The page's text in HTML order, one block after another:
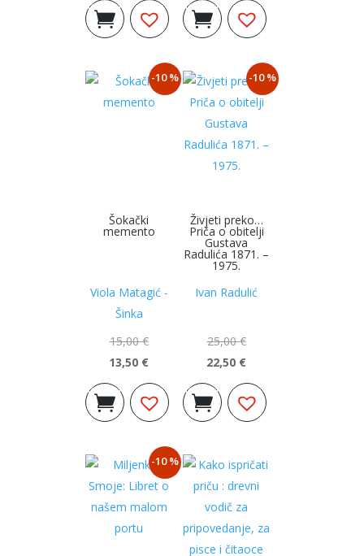
cijena
bila
15,00 €.
cijena
je:
13,50 €.
Dodaj u
košaricu
cijena
bila
35,00 €.
cijena
je:
31,90 €.
Dodaj u
košaricu
-10 %
Šokački
memento
Viola Matagić -
Šinka
15,00€
Izvorna
cijena
bila
15,00 €.
13,50 €
Trenutna
cijena
je:
13,50 €.
Dodaj u
košaricu
-10 %
Živjeti preko…
Priča o obitelji
Gustava
Radulića 1871. –
1975.
Ivan Radulić
25,00€
Izvorna
cijena
bila
25,00 €.
22,50 €
Trenutna
cijena
je:
Dodaj u
košaricu
-10 %